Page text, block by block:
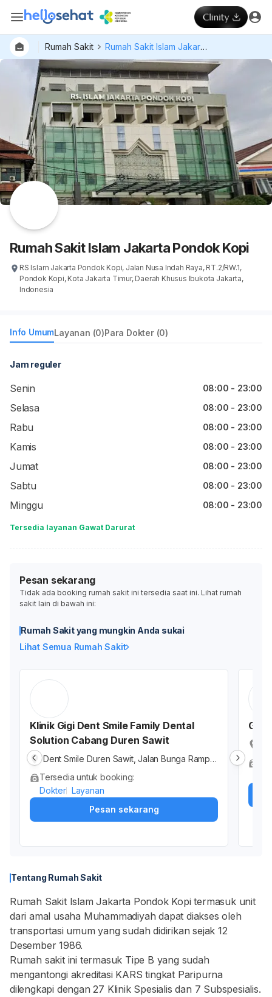
Rumah Sakit Rumah Sakit Islam Jakarta Pondok Kopi
Rumah Sakit Islam Jakarta Pondok Kopi
RS Islam Jakarta Pondok Kopi, Jalan Nusa Indah Raya, RT.2/RW.1,
Pondok Kopi, Kota Jakarta Timur, Daerah Khusus Ibukota Jakarta,
Indonesia
Info UmumLayanan (0)Para Dokter (0)
Jam reguler
Senin 08:00 - 23:00
Selasa 08:00 - 23:00
Rabu 08:00 - 23:00
Kamis 08:00 - 23:00
Jumat 08:00 - 23:00
Sabtu 08:00 - 23:00
Minggu 08:00 - 23:00
Tersedia layanan Gawat Darurat
Pesan sekarang
Tidak ada booking rumah sakit ini tersedia saat ini. Lihat rumah
sakit lain di bawah ini:
Rumah Sakit yang mungkin Anda sukai
Lihat Semua Rumah Sakit
Klinik Gigi Dent Smile Family Dental
Solution Cabang Duren Sawit
Dent Smile Duren Sawit, Jalan Bunga Rampai
Raya, RT.2/RW.8, Malaka Jaya, Kota Jakarta
Timur, Daerah Khusus Ibukota Jakarta, Indon
esia
Tersedia untuk booking:
Dokter Layanan
Pesan sekarang
Tentang Rumah Sakit
Rumah Sakit Islam Jakarta Pondok Kopi termasuk unit
dari amal usaha Muhammadiyah dapat diakses oleh
transportasi umum yang sudah didirikan sejak 12
Desember 1986.
Rumah sakit ini termasuk Tipe B yang sudah
mengantongi akreditasi KARS tingkat Paripurna
dilengkapi dengan 27 Klinik Spesialis dan 7 Subspesialis.